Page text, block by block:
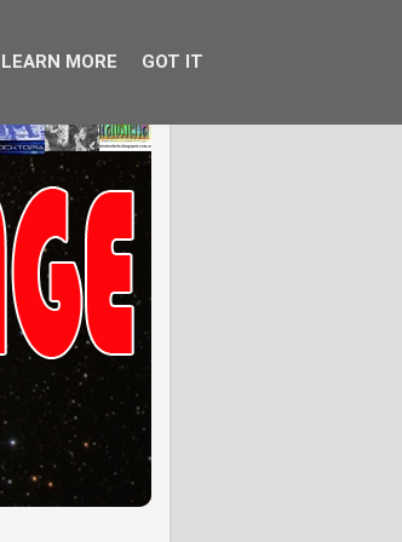
LEARN MORE GOT IT